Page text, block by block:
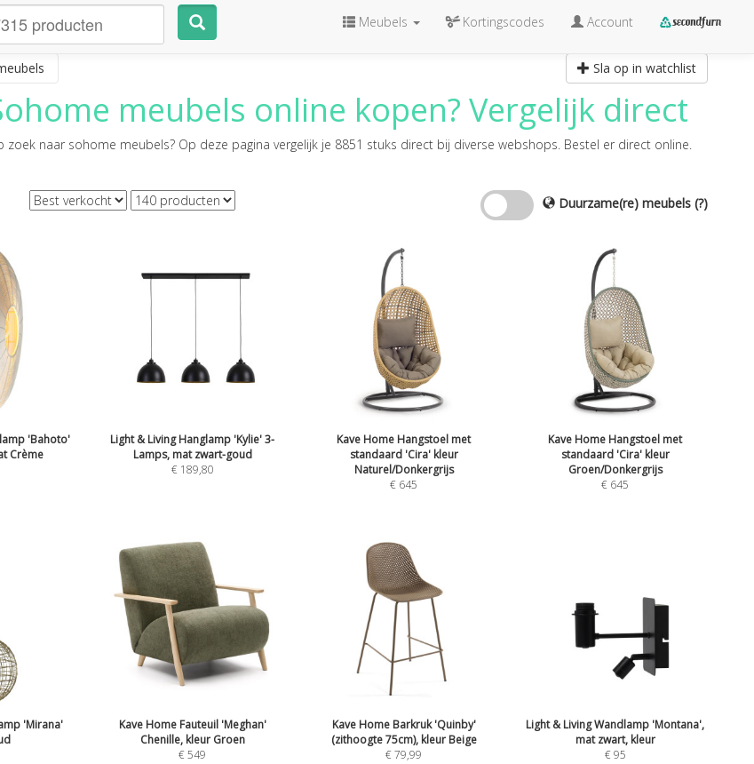
Meubels Kortingscodes Account
Sla op in watchlist
meubels online kopen? Vergelijk direct
zoek naar sohome meubels? Op deze pagina vergelijk je 8851 stuks direct bij diverse webshops. Bestel er direct online.
Duurzame(re) meubels (?)
'Bahoto'
Crème
Light & Living Hanglamp 'Kylie' 3-
Lamps, mat zwart-goud
€ 189,80
Kave Home Hangstoel met
standaard 'Cira' kleur
Naturel/Donkergrijs
€ 645
Kave Home Hangstoel met
standaard 'Cira' kleur
Groen/Donkergrijs
€ 645
'Mirana'
Kave Home Fauteuil 'Meghan'
Chenille, kleur Groen
€549
Kave Home Barkruk 'Quinby'
(zithoogte 75cm), kleur Beige
€79,99
Light & Living Wandlamp 'Montana',
mat zwart, kleur
€95